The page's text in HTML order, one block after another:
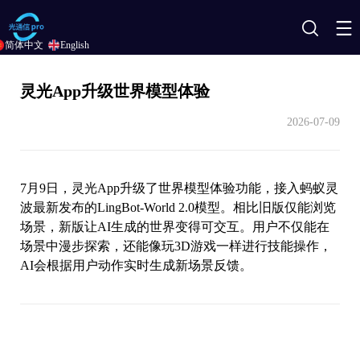
搜
灵光App升级世界模型体验
2026-07-09
7月9日，灵光App升级了世界模型体验功能，接入蚂蚁灵
波最新发布的LingBot-World 2.0模型。相比旧版仅能浏览
场景，新版让AI生成的世界变得可交互。用户不仅能在
场景中漫步探索，还能像玩3D游戏一样进行技能操作，
AI会根据用户动作实时生成新场景反馈。
简体中文 English